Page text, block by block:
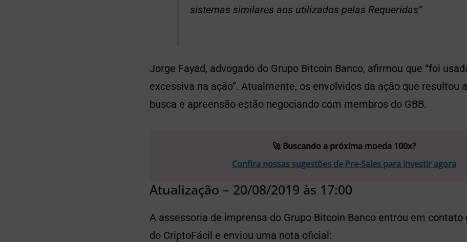
sistemas similares aos utilizados pelas Requeridas”
Jorge Fayad, advogado do Grupo Bitcoin Banco, afirmou que “foi
excessiva na ação”. Atualmente, os envolvidos da ação que resultou
busca e apreensão estão negociando com membros do GBB.
🚀 Buscando a próxima moeda 100x?
Confira nossas sugestões de Pre-Sales para investir agora
Atualização – 20/08/2019 às 17:00
A assessoria de imprensa do Grupo Bitcoin Banco entrou em contato
do CriptoFácil e enviou uma nota oficial: